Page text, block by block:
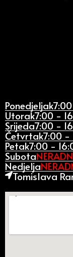
Ponedjeljak
Utorak7:00 -
Srijeda7:00 -
Četvrtak7:00 -
Petak7:00 -
Subota
Nedjelja
Tomislava